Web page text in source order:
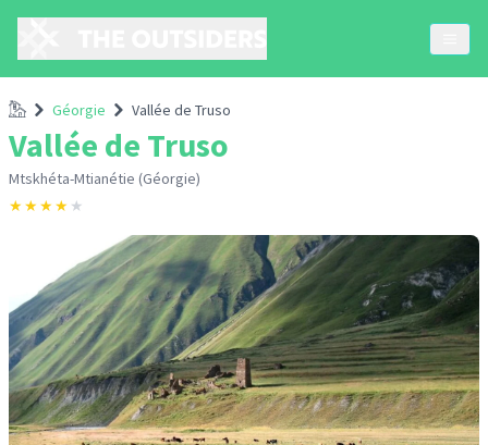
AccueilGéorgie Vallée de Truso
Vallée de Truso
Mtskhéta-Mtianétie (Géorgie)
★★★★ ★